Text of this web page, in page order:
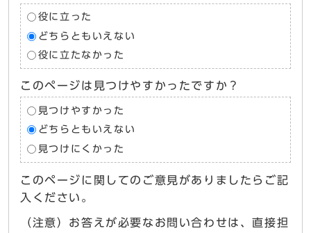
役に立った
どちらともいえない
役に立たなかった
このページは見つけやすかったですか？
見つけやすかった
どちらともいえない
見つけにくかった
このページに関してのご意見がありましたらご記
入ください。
（注意）お答えが必要なお問い合わせは、直接担